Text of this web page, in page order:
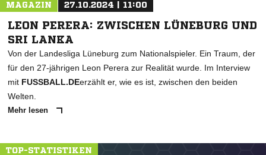
MAGAZIN 27.10.2024 | 11:00
LEON PERERA: ZWISCHEN LÜNEBURG UND
SRI LANKA
Von der Landesliga Lüneburg zum Nationalspieler. Ein Traum, der
für den 27-jährigen Leon Perera zur Realität wurde. Im Interview
mit FUSSBALL.DEerzählt er, wie es ist, zwischen den beiden
Welten.
Mehr lesen
TOP-STATISTIKEN